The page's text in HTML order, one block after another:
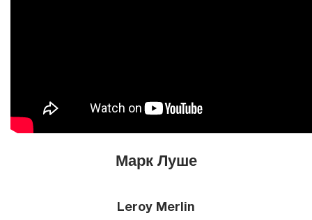
Марк Луше
Leroy Merlin